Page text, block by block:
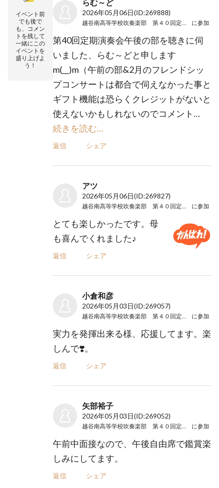
イベント前
でも後で
も、コメン
トを残して
一緒にこの
イベントを
盛り上げよ
う！
らむ～ど
2026年05月06日(ID:269888)
に参加
第40回定期演奏会午後の部を聴きに伺
いました、らむ～どと申します
m(__)m（午前の部&2月のフレンドシッ
プコンサートは都合で伺えなかった事と
ギフト機能は恐らくクレジットがないと
使えないかもしれないのでコメント…
続きを読む…
返信 シェア
アツ
2026年05月06日(ID:269827)
に参加
とても楽しかったです。母
も喜んでくれました♪
返信 シェア
小倉和彦
2026年05月03日(ID:269057)
に参加
実力を発揮出来る様、応援してます。楽
しんで❣️。
返信 シェア
矢部裕子
2026年05月03日(ID:269052)
に参加
午前中面接なので、午後自由席で鑑賞楽
しみにしてます。
返信 シェア